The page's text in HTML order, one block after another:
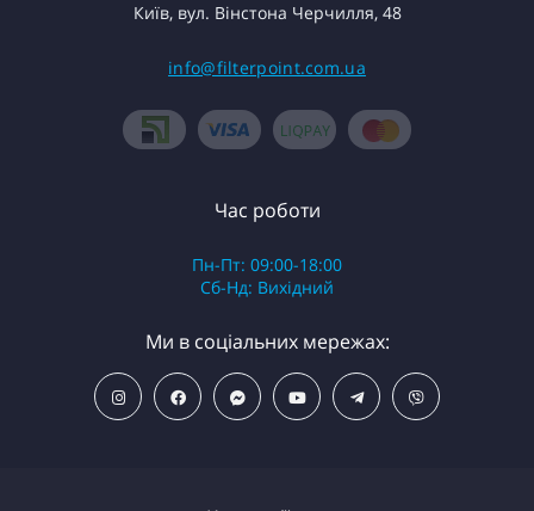
Київ, вул. Вінстона Черчилля, 48
info@filterpoint.com.ua
Час роботи
Пн-Пт: 09:00-18:00
Сб-Нд: Вихідний
Ми в соціальних мережах: